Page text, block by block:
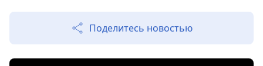
Поделитесь новостью